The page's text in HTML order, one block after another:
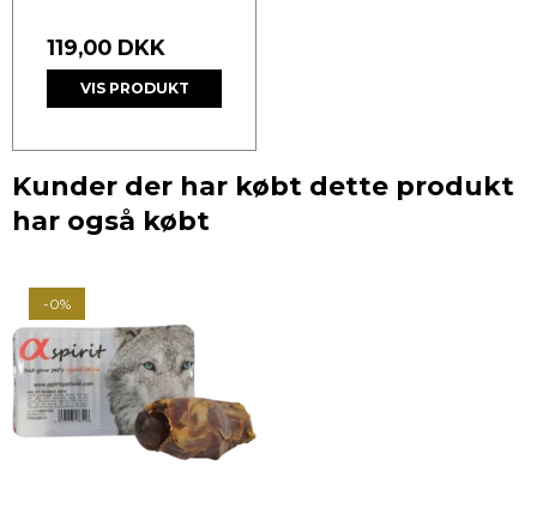
119,00 DKK
VIS PRODUKT
Kunder der har købt dette produkt
har også købt
-0%